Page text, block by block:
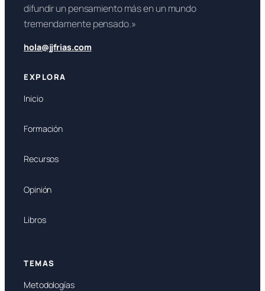
difundir un pensamiento más en un mundo
tremendamente pensado.»
hola@jjfrias.com
EXPLORA
Inicio
Formación
Recursos
Opinión
Libros
TEMAS
Metodologías